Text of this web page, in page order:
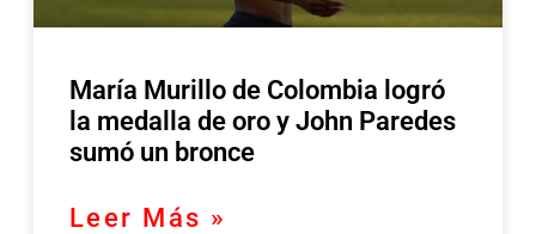
María Murillo de Colombia logró
la medalla de oro y John Paredes
sumó un bronce
Leer Más »